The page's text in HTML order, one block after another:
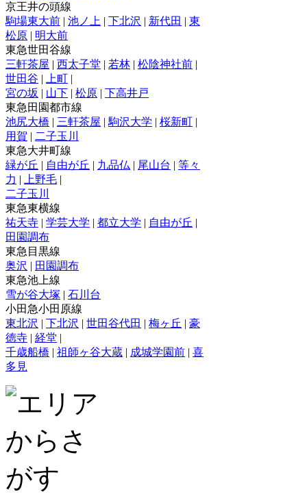
京王井の頭線
駒場東大前 | 池ノ上 | 下北沢 | 新代田 | 東
松原 | 明大前
東急世田谷線
三軒茶屋 | 西太子堂 | 若林 | 松陰神社前 |
世田谷 | 上町 |
宮の坂 | 山下 | 松原 | 下高井戸
東急田園都市線
池尻大橋 | 三軒茶屋 | 駒沢大学 | 桜新町 |
用賀 | 二子玉川
東急大井町線
緑が丘 | 自由が丘 | 九品仏 | 尾山台 | 等々
力 | 上野毛 |
二子玉川
東急東横線
祐天寺 | 学芸大学 | 都立大学 | 自由が丘 |
田園調布
東急目黒線
奥沢 | 田園調布
東急池上線
雪が谷大塚 | 石川台
小田急小田原線
東北沢 | 下北沢 | 世田谷代田 | 梅ヶ丘 | 豪
徳寺 | 経堂 |
千歳船橋 | 祖師ヶ谷大蔵 | 成城学園前 | 喜
多見